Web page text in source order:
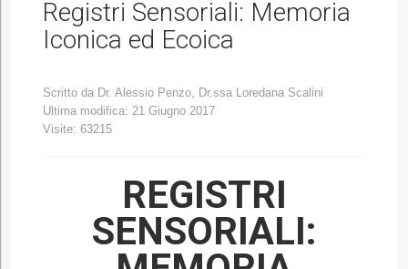
Registri Sensoriali: Memoria
Iconica ed Ecoica
Scritto da Dr. Alessio Penzo, Dr.ssa Loredana Scalini
Ultima modifica: 21 Giugno 2017
Visite: 63215
REGISTRI
SENSORIALI: